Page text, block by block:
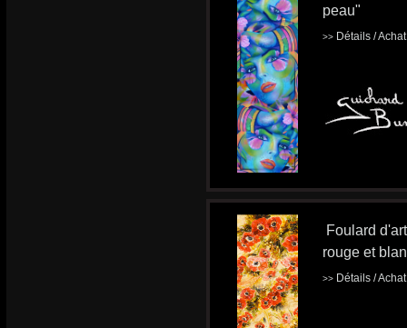
peau"
>> Détails /
Foulard
rouge et
>> Détails /